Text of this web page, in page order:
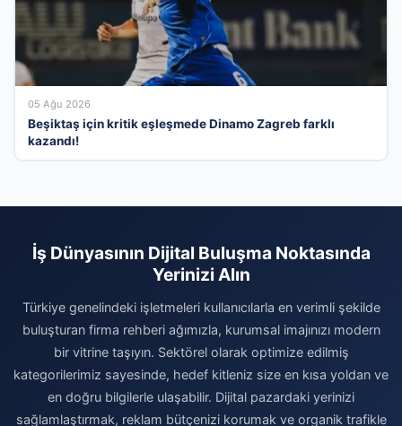
05 Ağu 2026
Beşiktaş için kritik eşleşmede Dinamo Zagreb farklı
kazandı!
İş Dünyasının Dijital Buluşma Noktasında
Yerinizi Alın
Türkiye genelindeki işletmeleri kullanıcılarla en verimli şekilde
buluşturan firma rehberi ağımızla, kurumsal imajınızı modern
bir vitrine taşıyın. Sektörel olarak optimize edilmiş
kategorilerimiz sayesinde, hedef kitleniz size en kısa yoldan ve
en doğru bilgilerle ulaşabilir. Dijital pazardaki yerinizi
sağlamlaştırmak, reklam bütçenizi korumak ve organik trafikle